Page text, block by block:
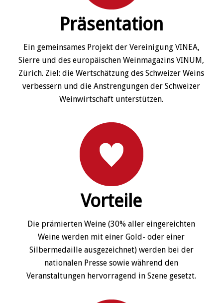
Präsentation
Ein gemeinsames Projekt der Vereinigung VINEA,
Sierre und des europäischen Weinmagazins VINUM,
Zürich. Ziel: die Wertschätzung des Schweizer Weins
verbessern und die Anstrengungen der Schweizer
Weinwirtschaft unterstützen.
Vorteile
Die prämierten Weine (30% aller eingereichten
Weine werden mit einer Gold- oder einer
Silbermedaille ausgezeichnet) werden bei der
nationalen Presse sowie während den
Veranstaltungen hervorragend in Szene gesetzt.